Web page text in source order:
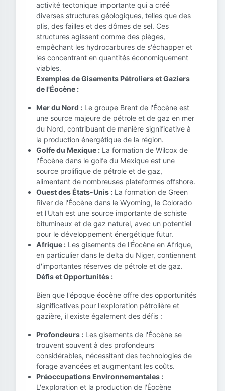
activité tectonique importante qui a créé
diverses structures géologiques, telles que des
plis, des failles et des dômes de sel. Ces
structures agissent comme des pièges,
empêchant les hydrocarbures de s'échapper et
les concentrant en quantités économiquement
viables.
Exemples de Gisements Pétroliers et Gaziers
de l'Éocène :
Mer du Nord : Le groupe Brent de l'Éocène est
une source majeure de pétrole et de gaz en mer
du Nord, contribuant de manière significative à
la production énergétique de la région.
Golfe du Mexique : La formation de Wilcox de
l'Éocène dans le golfe du Mexique est une
source prolifique de pétrole et de gaz,
alimentant de nombreuses plateformes offshore.
Ouest des États-Unis : La formation de Green
River de l'Éocène dans le Wyoming, le Colorado
et l'Utah est une source importante de schiste
bitumineux et de gaz naturel, avec un potentiel
pour le développement énergétique futur.
Afrique : Les gisements de l'Éocène en Afrique,
en particulier dans le delta du Niger, contiennent
d'importantes réserves de pétrole et de gaz.
Défis et Opportunités :
Bien que l'époque éocène offre des opportunités
significatives pour l'exploration pétrolière et
gazière, il existe également des défis :
Profondeurs : Les gisements de l'Éocène se
trouvent souvent à des profondeurs
considérables, nécessitant des technologies de
forage avancées et augmentant les coûts.
Préoccupations Environnementales :
L'exploration et la production de l'Éocène